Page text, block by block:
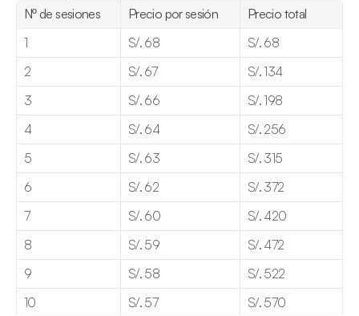
Nº de sesiones Precio por sesión
Precio total
1
S/. 68
S/. 68
2
S/. 67
S/. 134
3
S/. 66
S/. 198
4
S/. 64
S/. 256
5
S/. 63
S/. 315
6
S/. 62
S/. 372
7
S/. 60
S/. 420
8
S/. 59
S/. 472
9
S/. 58
S/. 522
10
S/. 57 S/. 570